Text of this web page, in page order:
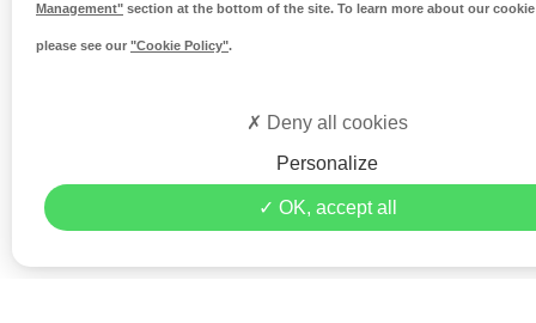
Management" section at the bottom of the site. To learn more about our
please see our "Cookie Policy".
OK, accept all
Personalize
Deny all cookies